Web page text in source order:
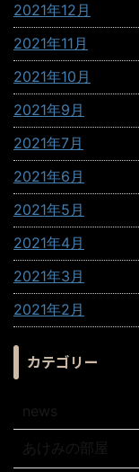
2021年12月
2021年11月
2021年10月
2021年9月
2021年7月
2021年6月
2021年5月
2021年4月
2021年3月
2021年2月
カテゴリー
news
あけみの部屋